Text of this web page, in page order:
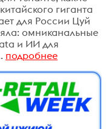
гиганта
для России Цуй
омниканальные
и ИИ для
подробнее